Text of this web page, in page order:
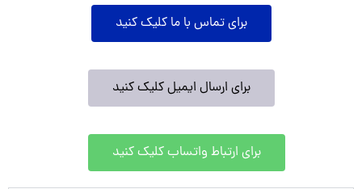
برای تماس با ما کلیک کنید
برای ارسال ایمیل کلیک کنید
برای ارتباط واتساب کلیک کنید